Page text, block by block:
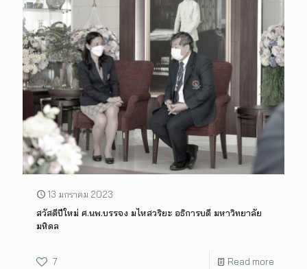
13 มกราคม 2023
สวัสดีปีใหม่ ศ.นพ.บรรจง มไหสวริยะ อธิการบดี มหาวิทยาลัย
มหิดล
7 Read more